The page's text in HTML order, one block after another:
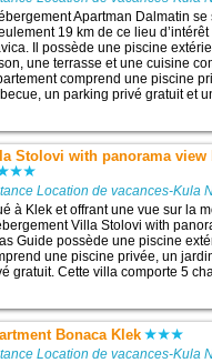
Apartman Dalmatin
19 km de ce lieu d’intérêt
Il possède une piscine
une terrasse et une cuisine
comprend une piscine
un parking privé gratuit et
Stolovi with panorama view
Location de vacances-Kula
à Klek et offrant une vue sur la
Villa Stolovi with
Guide possède une piscine
une piscine privée, un
gratuit. Cette villa comporte 5
Bonaca Klek
Location de vacances-Kula